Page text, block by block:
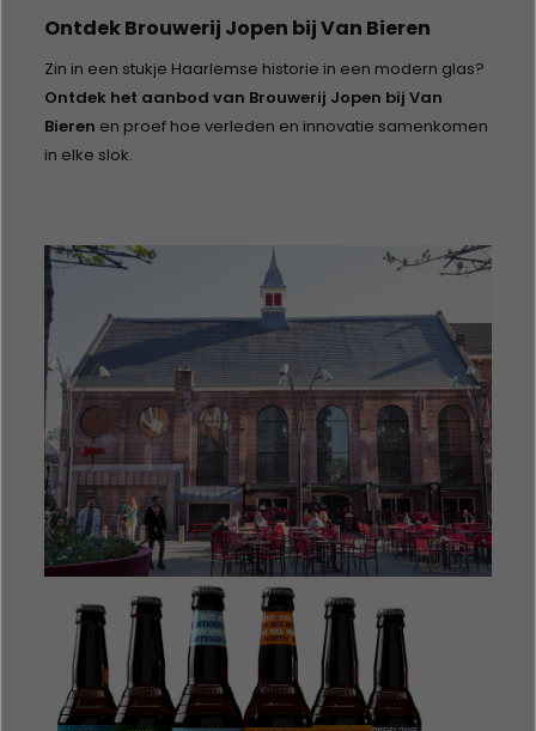
Ontdek Brouwerij Jopen bij Van Bieren
Zin in een stukje Haarlemse historie in een modern glas?
Ontdek het aanbod van Brouwerij Jopen bij Van
Bieren en proef hoe verleden en innovatie samenkomen
in elke slok.